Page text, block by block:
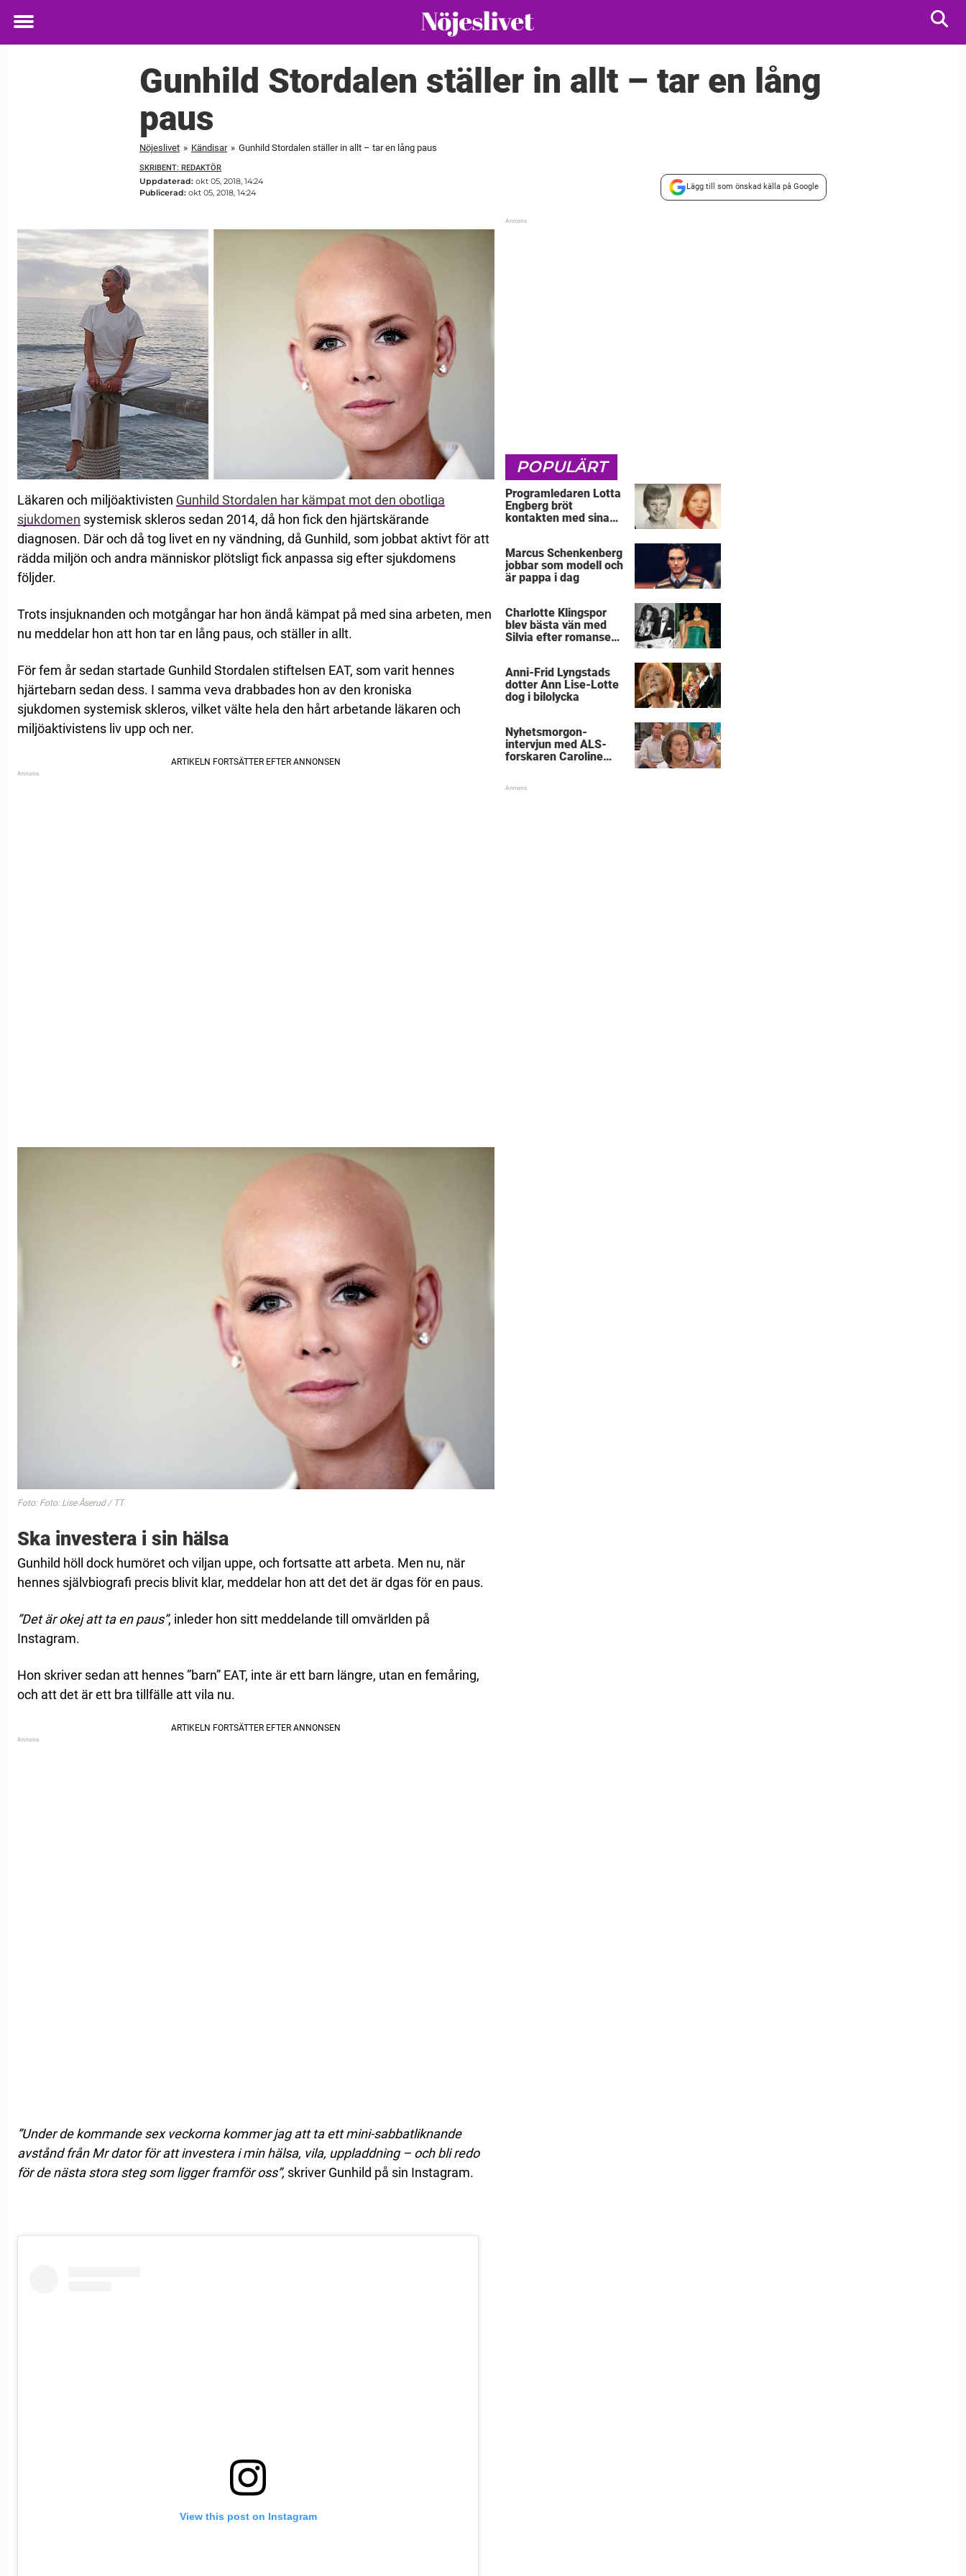
Toggle
Gunhild Stordalen ställer in allt – tar en lång
paus
Nöjeslivet » Kändisar » Gunhild Stordalen ställer in allt – tar en lång paus
SKRIBENT: REDAKTÖR
Uppdaterad: okt 05, 2018, 14:24
Publicerad: okt 05, 2018, 14:24
Lägg till som önskad källa på Google
Läkaren och miljöaktivisten Gunhild Stordalen har kämpat mot den obotliga
sjukdomen systemisk skleros sedan 2014, då hon fick den hjärtskärande
diagnosen. Där och då tog livet en ny vändning, då Gunhild, som jobbat aktivt för att
rädda miljön och andra människor plötsligt fick anpassa sig efter sjukdomens
följder.
Trots insjuknanden och motgångar har hon ändå kämpat på med sina arbeten, men
nu meddelar hon att hon tar en lång paus, och ställer in allt.
För fem år sedan startade Gunhild Stordalen stiftelsen EAT, som varit hennes
hjärtebarn sedan dess. I samma veva drabbades hon av den kroniska
sjukdomen systemisk skleros, vilket välte hela den hårt arbetande läkaren och
miljöaktivistens liv upp och ner.
Foto: Foto: Lise Åserud / TT
Ska investera i sin hälsa
Gunhild höll dock humöret och viljan uppe, och fortsatte att arbeta. Men nu, när
hennes självbiografi precis blivit klar, meddelar hon att det det är dgas för en paus.
”Det är okej att ta en paus”, inleder hon sitt meddelande till omvärlden på
Instagram.
Hon skriver sedan att hennes ”barn” EAT, inte är ett barn längre, utan en femåring,
och att det är ett bra tillfälle att vila nu.
”Under de kommande sex veckorna kommer jag att ta ett mini-sabbatliknande
avstånd från Mr dator för att investera i min hälsa, vila, uppladdning – och bli redo
för de nästa stora steg som ligger framför oss”, skriver Gunhild på sin Instagram.
View this post on Instagram
POPULÄRT
Programledaren Lotta
Engberg bröt
kontakten med sina
Marcus Schenkenberg
jobbar som modell och
är pappa i dag
Charlotte Klingspor
blev bästa vän med
Silvia efter romansen
Anni-Frid Lyngstads
dotter Ann Lise-Lotte
dog i bilolycka
Nyhetsmorgon-
intervjun med ALS-
forskaren Caroline